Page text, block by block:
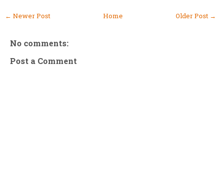
← Newer Post Older Post →
Home
No comments:
Post a Comment